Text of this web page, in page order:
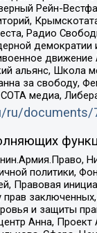
Рейн-
Радио
демократии
альянс,
за свободу,
медиа,
ru/documents/
политики,
Правовая
и защиты
Анна,